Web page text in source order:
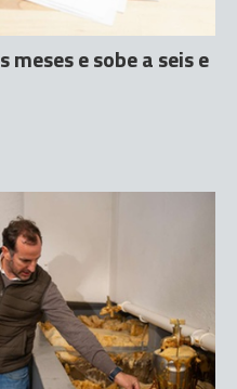
e sobe a seis e